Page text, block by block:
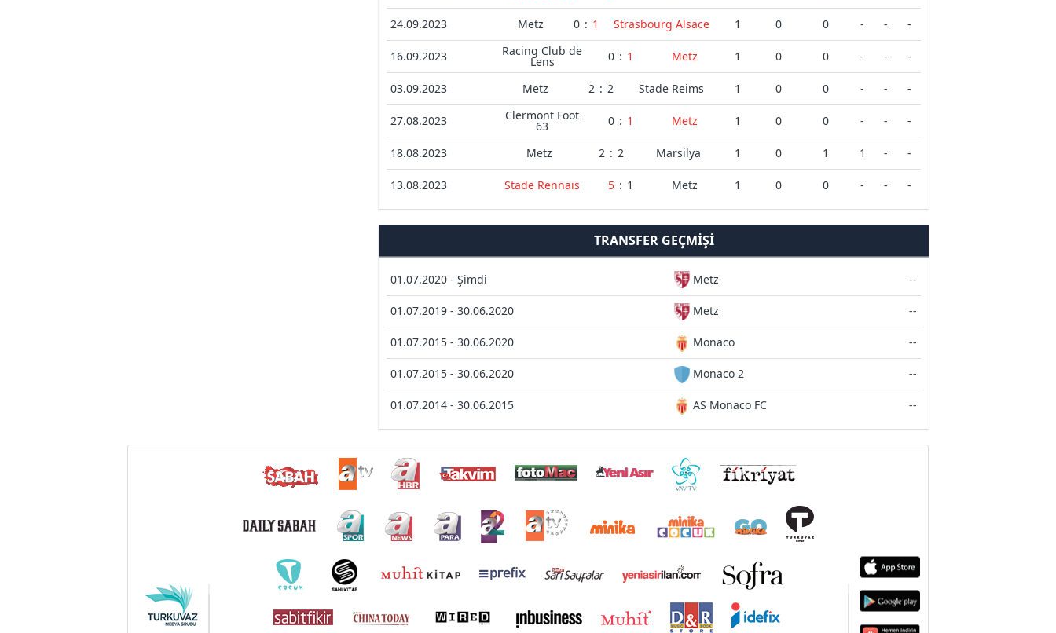
24.09.2023 Metz 0 : 1 Strasbourg Alsace 1 0 0 - - -
16.09.2023 Racing Club de
Lens 0 : 1 Metz 1 0 0 - - -
03.09.2023 Metz 2 : 2 Stade Reims 1 0 0 - - -
27.08.2023 Clermont Foot
63 0 : 1 Metz 1 0 0 - - -
18.08.2023 Metz 2 : 2 Marsilya 1 0 1 1 - -
13.08.2023 Stade Rennais 5 : 1 Metz 1 0 0 - - -
TRANSFER GEÇMIŞI
01.07.2020 - Şimdi Metz --
01.07.2019 - 30.06.2020 Metz --
01.07.2015 - 30.06.2020 Monaco --
01.07.2015 - 30.06.2020 Monaco 2 --
01.07.2014 - 30.06.2015 AS Monaco FC --